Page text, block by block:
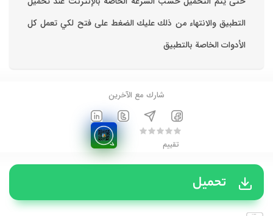
التطبيق والانتهاء من ذلك عليك الضغط على فتح لكي تعمل كل
الأدوات الخاصة بالتطبيق
شارك مع الآخرين
تقييم
تحميل